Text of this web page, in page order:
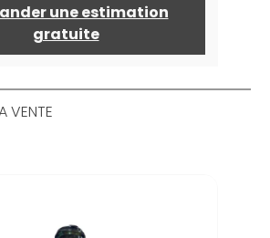
une estimation
gratuite
VENTE